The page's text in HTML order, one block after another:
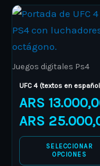
Juegos digitales Ps4
UFC 4 (textos en
ARS
ARS
SELECCIONAR
OPCIONES
This
product
has
multiple
The
may
chosen